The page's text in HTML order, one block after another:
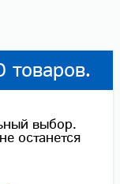
товаров.
выбор.
останется